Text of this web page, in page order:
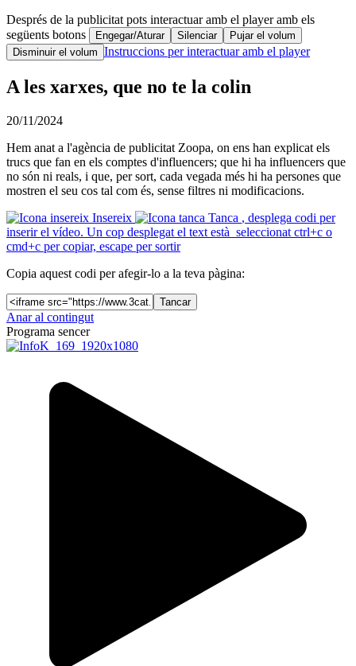
Després de la publicitat pots interactuar amb el player amb els
següents botons
Engegar/Aturar Silenciar
Pujar el volum
Disminuir el volum Instruccions per interactuar amb el player
A les xarxes, que no te la colin
20/11/2024
Hem anat a l'agència de publicitat Zoopa, on ens han explicat els
trucs que fan en els comptes d'influencers; que hi ha influencers que
no són ni reals, i que, per sort, cada vegada més hi ha persones que
mostren el seu cos tal com és, sense filtres ni modificacions.
Insereix
Tanca , desplega codi per
inserir el vídeo. Un cop desplegat el text està seleccionat ctrl+c o
cmd+c per copiar, escape per sortir
Copia aquest codi per afegir-lo a la teva pàgina:
Tancar
Anar al contingut
Programa sencer